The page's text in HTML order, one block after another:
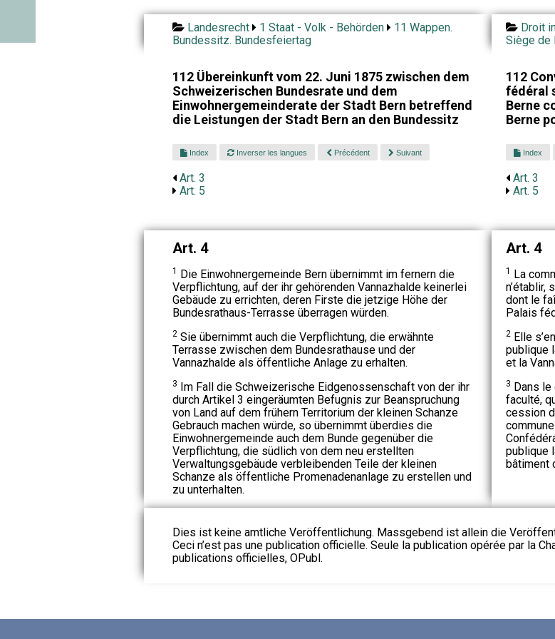
Landesrecht 1 Staat - Volk - Behörden
11 Wappen.
Bundessitz. Bundesfeiertag
Droit
Siège de
112 Übereinkunft vom 22. Juni 1875 zwischen dem
Schweizerischen Bundesrate und dem
Einwohnergemeinderate der Stadt Bern betreffend
die Leistungen der Stadt Bern an den Bundessitz
112
fédéral
Berne
Berne
Index Inverser les langues Précédent Suivant
Art. 3
Art. 5
Index
Art. 3
Art. 5
Art. 4
1 Die Einwohnergemeinde Bern übernimmt im fernern die
Verpflichtung, auf der ihr gehörenden Vannazhalde keinerlei
Gebäude zu errichten, deren Firste die jetzige Höhe der
Bundesrathaus-Terrasse überragen würden.
2Sie übernimmt auch die Verpflichtung, die erwähnte
Terrasse zwischen dem Bundesrathause und der
Vannazhalde als öffentliche Anlage zu erhalten.
3 Im Fall die Schweizerische Eidgenossenschaft von der ihr
durch Artikel 3 eingeräumten Befugnis zur Beanspruchung
von Land auf dem frühern Territorium der kleinen Schanze
Gebrauch machen würde, so übernimmt überdies die
Einwohnergemeinde auch dem Bunde gegenüber die
Verpflichtung, die südlich von dem neu erstellten
Verwaltungsgebäude verbleibenden Teile der kleinen
Schanze als öffentliche Promenadenanlage zu erstellen und
zu unterhalten.
Art. 4
1 La
n’établir,
dont le
Palais
2Elle
publique
et la
3 Dans
faculté,
cession
publique
bâtiment
Dies ist keine amtliche Veröffentlichung. Massgebend ist allein die
Ceci n’est pas une publication officielle. Seule la publication opérée par la
publications officielles, OPubl.